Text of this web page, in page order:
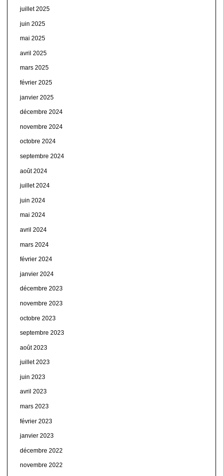
juillet 2025
juin 2025
mai 2025
avril 2025
mars 2025
février 2025
janvier 2025
décembre 2024
novembre 2024
octobre 2024
septembre 2024
août 2024
juillet 2024
juin 2024
mai 2024
avril 2024
mars 2024
février 2024
janvier 2024
décembre 2023
novembre 2023
octobre 2023
septembre 2023
août 2023
juillet 2023
juin 2023
avril 2023
mars 2023
février 2023
janvier 2023
décembre 2022
novembre 2022